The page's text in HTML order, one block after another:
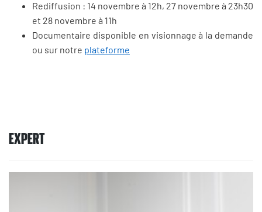
Rediffusion : 14 novembre à 12h, 27 novembre à 23h30
et 28 novembre à 11h
Documentaire disponible en visionnage à la demande
ou sur notre plateforme
EXPERT